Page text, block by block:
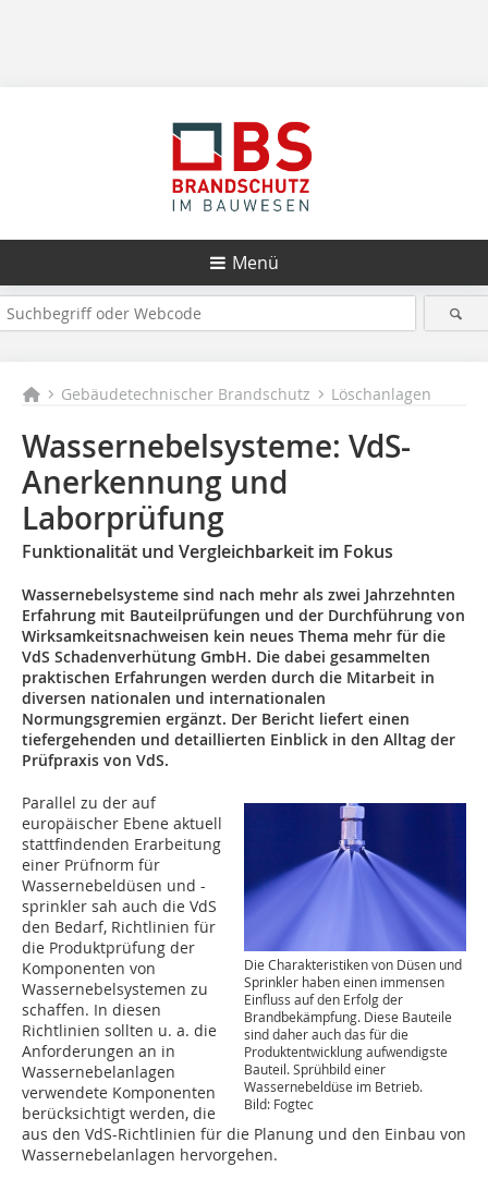
Menü
Gebäudetechnischer Brandschutz Löschanlagen
Wassernebelsysteme: VdS-
Anerkennung und
Laborprüfung
Funktionalität und Vergleichbarkeit im Fokus
Wassernebelsysteme sind nach mehr als zwei Jahrzehnten
Erfahrung mit Bauteilprüfungen und der Durchführung von
Wirksamkeitsnachweisen kein neues Thema mehr für die
VdS Schadenverhütung GmbH. Die dabei gesammelten
praktischen Erfahrungen werden durch die Mitarbeit in
diversen nationalen und internationalen
Normungsgremien ergänzt. Der Bericht liefert einen
tiefergehenden und detaillierten Einblick in den Alltag der
Prüfpraxis von VdS.
Die Charakteristiken von Düsen und
Sprinkler haben einen immensen
Einfluss auf den Erfolg der
Brandbekämpfung. Diese Bauteile
sind daher auch das für die
Produktentwicklung aufwendigste
Bauteil. Sprühbild einer
Wassernebeldüse im Betrieb.
Bild: Fogtec
Parallel zu der auf
europäischer Ebene aktuell
stattfindenden Erarbeitung
einer Prüfnorm für
Wassernebeldüsen und -
sprinkler sah auch die VdS
den Bedarf, Richtlinien für
die Produktprüfung der
Komponenten von
Wassernebelsystemen zu
schaffen. In diesen
Richtlinien sollten u. a. die
Anforderungen an in
Wassernebelanlagen
verwendete Komponenten
berücksichtigt werden, die
aus den VdS-Richtlinien für die Planung und den Einbau von
Wassernebelanlagen hervorgehen.